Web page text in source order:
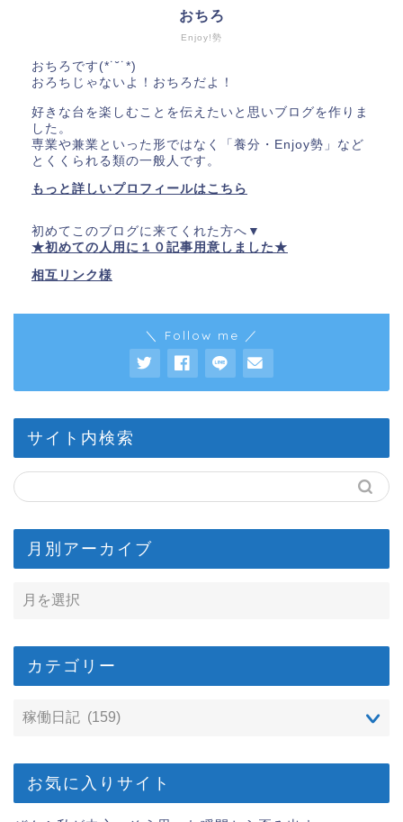
Enjoy!勢
おちろ
おちろです(*˙˘˙*)
おろちじゃないよ！おちろだよ！
好きな台を楽しむことを伝えたいと思いブログを作りま
した。
専業や兼業といった形ではなく「養分・Enjoy勢」など
とくくられる類の一般人です。
もっと詳しいプロフィールはこちら
初めてこのブログに来てくれた方へ▼
★初めての人用に１０記事用意しました★
相互リンク様
＼ Follow me ／
サイト内検索
月別アーカイブ
カテゴリー
お気に入りサイト